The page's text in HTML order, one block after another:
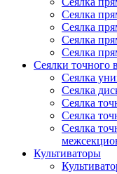
Сеялка
Сеялка
Сеялка
Сеялка
Сеялки точного
Сеялка
Сеялка
Сеялка
Сеялка
Сеялка
Культиваторы